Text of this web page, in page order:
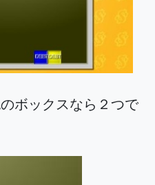
ボックスなら２つで